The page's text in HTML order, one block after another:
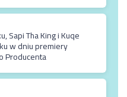
Sapi Tha King i Kuqe
w dniu premiery
Producenta